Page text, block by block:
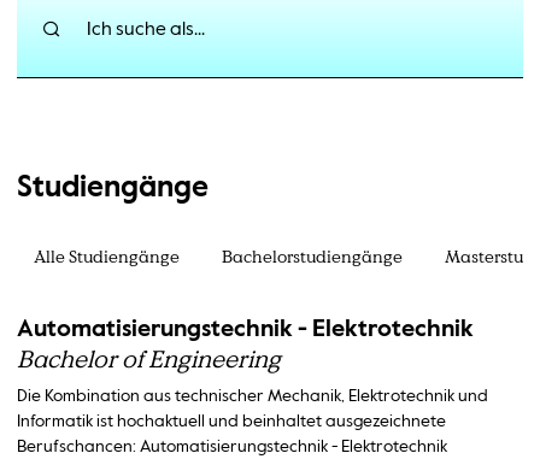
Schnelleinstieg:
Ich suche als...
Studiengänge
Alle Studiengänge Bachelorstudiengänge
Automatisierungstechnik - Elektrotechnik
Bachelor of Engineering
Die Kombination aus technischer Mechanik, Elektrotechnik und
Informatik ist hochaktuell und beinhaltet ausgezeichnete
Berufschancen: Automatisierungstechnik - Elektrotechnik